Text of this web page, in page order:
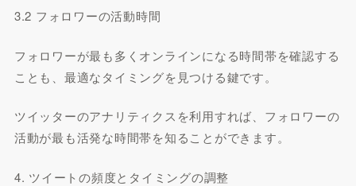
3.2 フォロワーの活動時間
フォロワーが最も多くオンラインになる時間帯を確認する
ことも、最適なタイミングを見つける鍵です。
ツイッターのアナリティクスを利用すれば、フォロワーの
活動が最も活発な時間帯を知ることができます。
4. ツイートの頻度とタイミングの調整